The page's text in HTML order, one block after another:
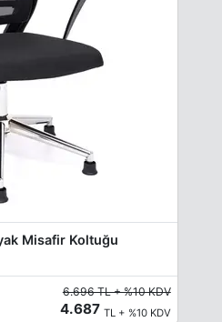
Misafir Koltuğu
6.696 TL + %10 KDV
4.687 TL + %10 KDV